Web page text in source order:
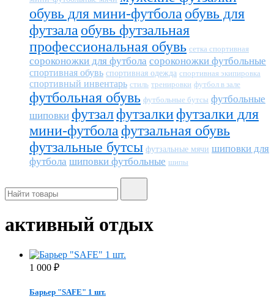
обувь для мини-футбола обувь для
футзала обувь футзальная
профессиональная обувь сетка спортивная
сороконожки для футбола сороконожки футбольные
спортивная обувь спортивная одежда спортивная экипировка
спортивный инвентарь стиль тренировки футбол в зале
футбольная обувь футбольные бутсы футбольные
шиповки футзалфутзалкифутзалки для
мини-футбола футзальная обувь
футзальные бутсы футзальные мячи шиповки для
футбола шиповки футбольные шипы
активный отдых
1 000 ₽
Барьер "SAFE" 1 шт.